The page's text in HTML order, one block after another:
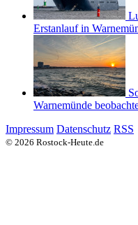
Erstanlauf in
Warnemünde
Impressum Datenschutz RSS
© 2026 Rostock-Heute.de